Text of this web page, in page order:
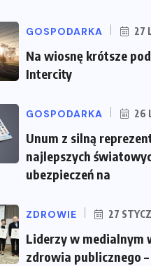
GOSPODARKA 27
Na wiosnę krótsze
Intercity
GOSPODARKA 26
Unum z silną
najlepszych
ubezpieczeń na
ZDROWIE 27
Liderzy w medialnym
zdrowia publicznego